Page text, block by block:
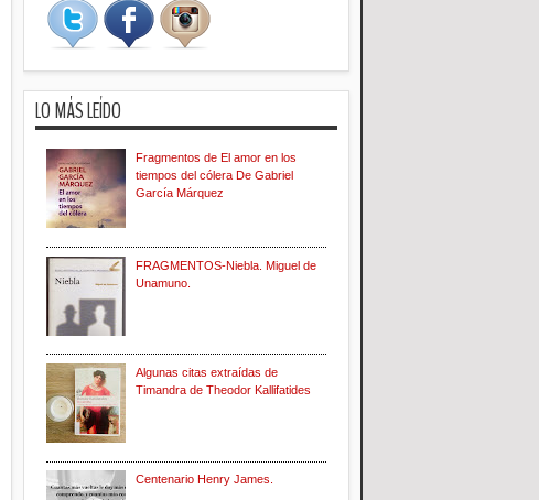
LO MÁS LEÍDO
Fragmentos de El amor en los
tiempos del cólera De Gabriel
García Márquez
FRAGMENTOS-Niebla. Miguel de
Unamuno.
Algunas citas extraídas de
Timandra de Theodor Kallifatides
Centenario Henry James.